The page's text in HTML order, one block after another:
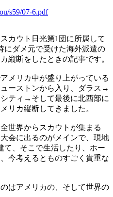
s59/07-6.pdf
カウト日光第1団に所属して
にダメ元で受けた海外派遣の
縦断をしたときの記事です。
メリカ中が盛り上がっている
ーストンから入り、ダラス→
ティ→そして最後に北西部に
リカ縦断してきました。
世界からスカウトが集まる
会に出るのがメインで、現地
て、そこで生活したり、ホー
今考えるとものすごく貴重な
はアメリカの、そして世界の